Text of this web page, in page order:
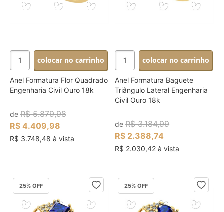
colocar no carrinho
Anel Formatura Flor Quadrado
Engenharia Civil Ouro 18k
de R$ 5.879,98
R$ 4.409,98
R$ 3.748,48 à vista
colocar no carrinho
Anel Formatura Baguete
Triângulo Lateral Engenharia
Civil Ouro 18k
deR$ 3.184,99
R$ 2.388,74
R$ 2.030,42 à vista
25% OFF 25% OFF